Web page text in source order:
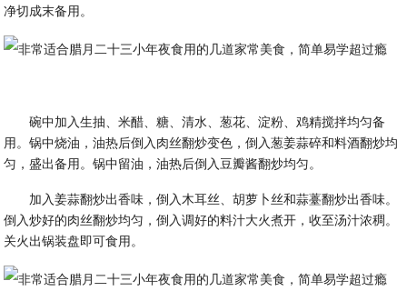
净切成末备用。
碗中加入生抽、米醋、糖、清水、葱花、淀粉、鸡精搅拌均匀备
用。锅中烧油，油热后倒入肉丝翻炒变色，倒入葱姜蒜碎和料酒翻炒均
匀，盛出备用。锅中留油，油热后倒入豆瓣酱翻炒均匀。
加入姜蒜翻炒出香味，倒入木耳丝、胡萝卜丝和蒜薹翻炒出香味。
倒入炒好的肉丝翻炒均匀，倒入调好的料汁大火煮开，收至汤汁浓稠。
关火出锅装盘即可食用。